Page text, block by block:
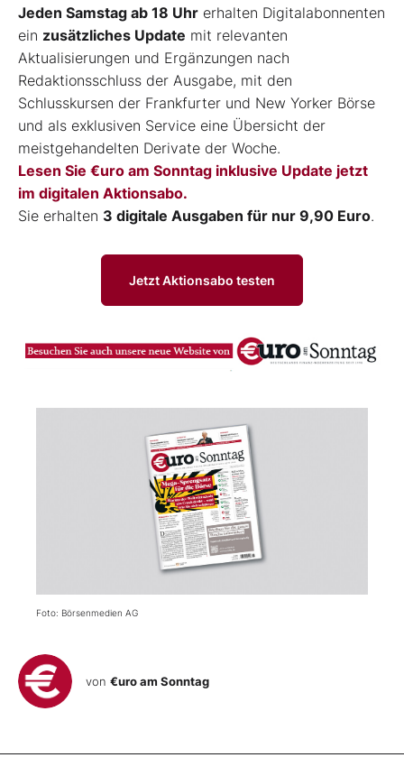
Jeden Samstag ab 18 Uhr erhalten Digitalabonnenten
ein zusätzliches Update mit relevanten
Aktualisierungen und Ergänzungen nach
Redaktionsschluss der Ausgabe, mit den
Schlusskursen der Frankfurter und New Yorker Börse
und als exklusiven Service eine Übersicht der
meistgehandelten Derivate der Woche.
Lesen Sie €uro am Sonntag inklusive Update jetzt
im digitalen Aktionsabo.
Sie erhalten 3 digitale Ausgaben für nur 9,90 Euro.
Jetzt Aktionsabo testen
Foto: Börsenmedien AG
von €uro am Sonntag